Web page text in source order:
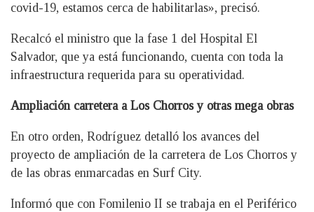
covid-19, estamos cerca de habilitarlas», precisó.
Recalcó el ministro que la fase 1 del Hospital El
Salvador, que ya está funcionando, cuenta con toda la
infraestructura requerida para su operatividad.
Ampliación carretera a Los Chorros y otras mega obras
En otro orden, Rodríguez detalló los avances del
proyecto de ampliación de la carretera de Los Chorros y
de las obras enmarcadas en Surf City.
Informó que con Fomilenio II se trabaja en el Periférico